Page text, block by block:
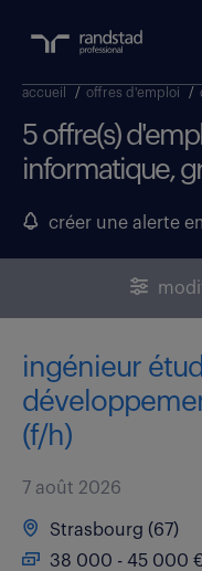
accueil / offres d'emploi /
5 offre(s)
informatique,
créer une alerte
ingénieur
(f/h)
7 août 2026
Strasbourg (67)
38 000 - 45 000